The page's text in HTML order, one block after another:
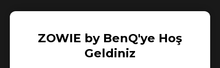
ZOWIE by BenQ'ye Hoş
Geldiniz
2008 yılının sonlarına doğru tanıtılan ZOWIE, eSports